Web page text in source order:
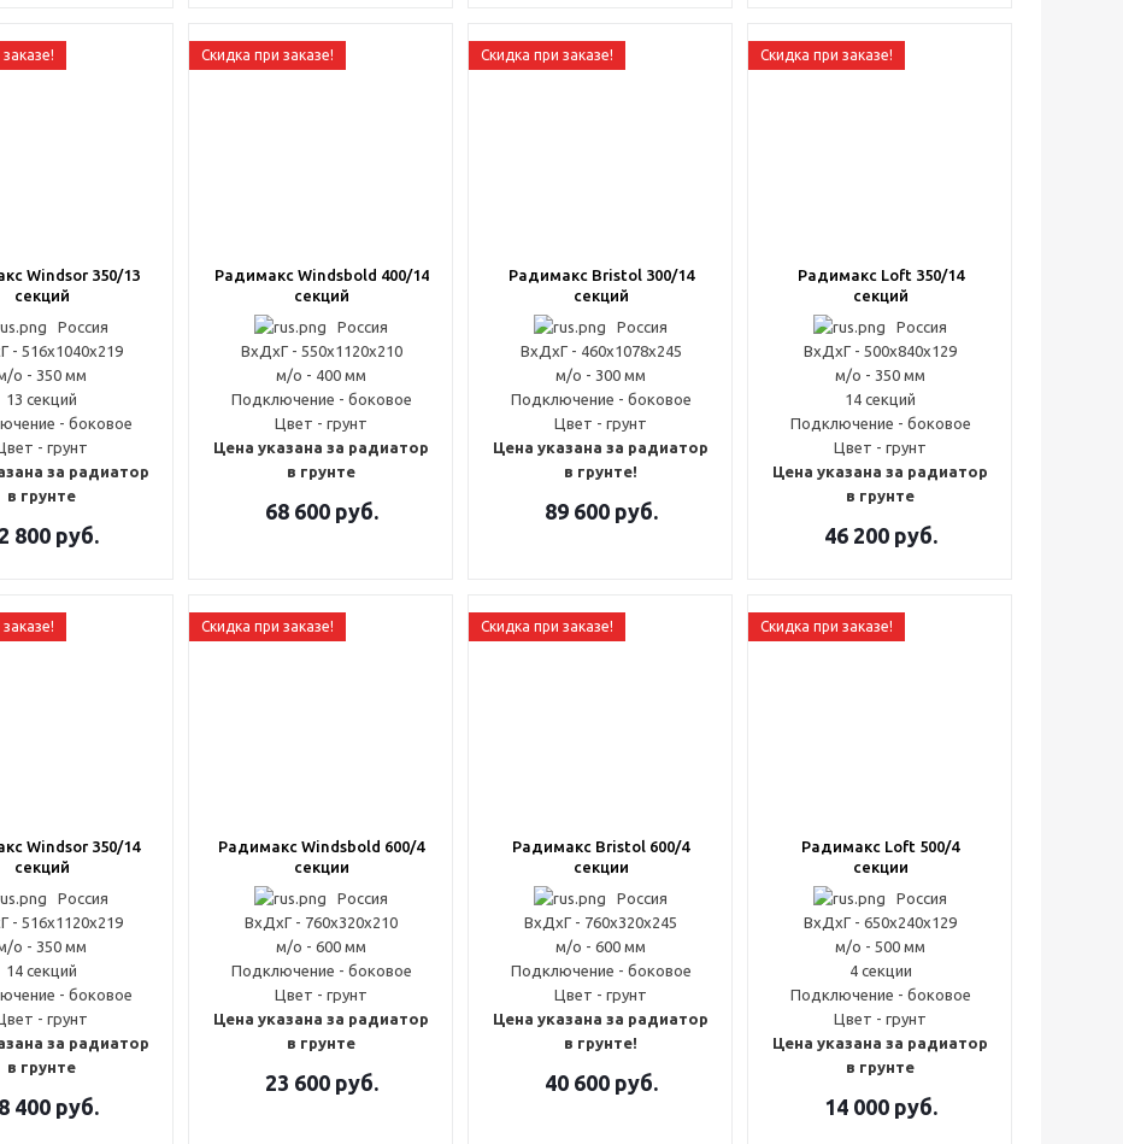
Windsor 350/13
секций
Россия
- 516x1040x219
о - 350 мм
13 секций
- боковое
- грунт
за радиатор
в грунте
800руб.
Скидка при заказе!
Радимакс Windsbold 400/14
секций
Россия
ВxДxГ - 550x1120x210
м/о - 400 мм
Подключение - боковое
Цвет - грунт
Цена указана за радиатор
в грунте
68 600руб.
Скидка при заказе!
Радимакс Bristol 300/14
секций
Россия
ВxДxГ - 460x1078x245
м/о - 300 мм
Подключение - боковое
Цвет - грунт
Цена указана за радиатор
в грунте!
89 600руб.
Скидка при заказе!
Радимакс Loft 350/14
секций
Россия
ВxДxГ - 500x840x129
м/о - 350 мм
14 секций
Подключение - боковое
Цвет - грунт
Цена указана за радиатор
в грунте
46 200руб.
Windsor 350/14
секций
Россия
- 516x1120x219
о - 350 мм
14 секций
- боковое
- грунт
за радиатор
в грунте
400руб.
Скидка при заказе!
Радимакс Windsbold 600/4
секции
Россия
ВxДxГ - 760x320x210
м/о - 600 мм
Подключение - боковое
Цвет - грунт
Цена указана за радиатор
в грунте
23 600руб.
Скидка при заказе!
Радимакс Bristol 600/4
секции
Россия
ВxДxГ - 760x320x245
м/о - 600 мм
Подключение - боковое
Цвет - грунт
Цена указана за радиатор
в грунте!
40 600руб.
Скидка при заказе!
Радимакс Loft 500/4
секции
Россия
ВxДxГ - 650x240x129
м/о - 500 мм
4 секции
Подключение - боковое
Цвет - грунт
Цена указана за радиатор
в грунте
14 000руб.